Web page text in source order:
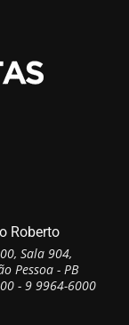
Roberto
Sala 904,
Pessoa - PB
- 9 9964-6000